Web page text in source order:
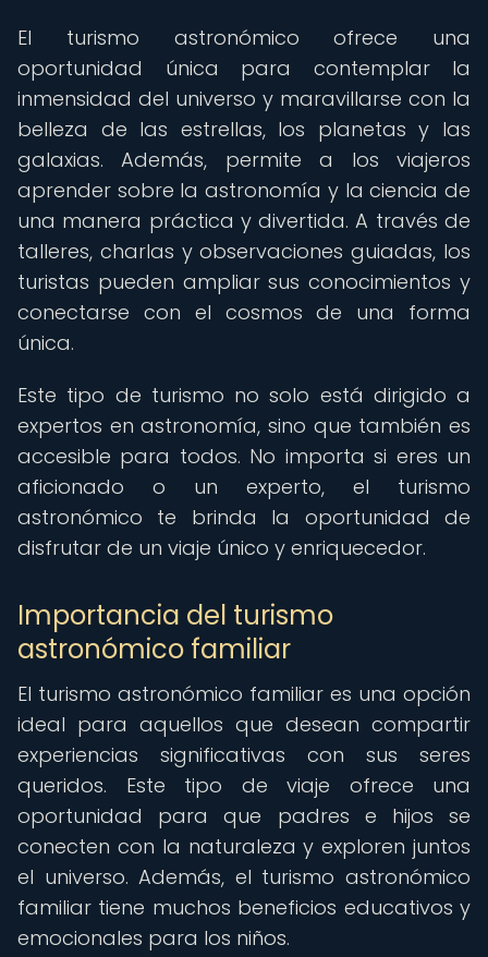
El turismo astronómico ofrece una
oportunidad única para contemplar la
inmensidad del universo y maravillarse con la
belleza de las estrellas, los planetas y las
galaxias. Además, permite a los viajeros
aprender sobre la astronomía y la ciencia de
una manera práctica y divertida. A través de
talleres, charlas y observaciones guiadas, los
turistas pueden ampliar sus conocimientos y
conectarse con el cosmos de una forma
única.
Este tipo de turismo no solo está dirigido a
expertos en astronomía, sino que también es
accesible para todos. No importa si eres un
aficionado o un experto, el turismo
astronómico te brinda la oportunidad de
disfrutar de un viaje único y enriquecedor.
Importancia del turismo
astronómico familiar
El turismo astronómico familiar es una opción
ideal para aquellos que desean compartir
experiencias significativas con sus seres
queridos. Este tipo de viaje ofrece una
oportunidad para que padres e hijos se
conecten con la naturaleza y exploren juntos
el universo. Además, el turismo astronómico
familiar tiene muchos beneficios educativos y
emocionales para los niños.